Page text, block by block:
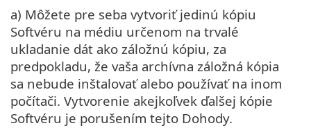
a) Môžete pre seba vytvoriť jedinú kópiu
Softvéru na médiu určenom na trvalé
ukladanie dát ako záložnú kópiu, za
predpokladu, že vaša archívna záložná kópia
sa nebude inštalovať alebo používať na inom
počítači. Vytvorenie akejkoľvek ďalšej kópie
Softvéru je porušením tejto Dohody.